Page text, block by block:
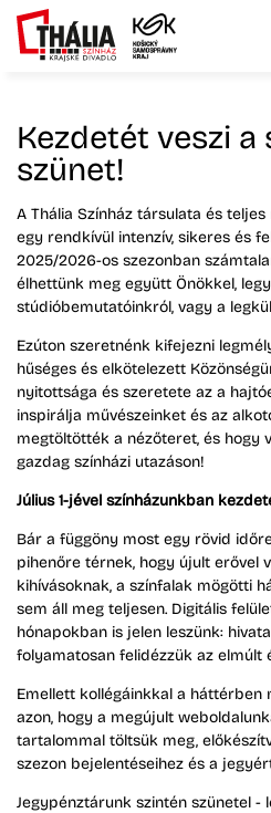
Kezdetét veszi a
szünet!
A Thália Színház társulata és
egy rendkívül intenzív, sikeres és
2025/2026-os szezonban
élhettünk meg együtt Önökkel,
stúdióbemutatóinkról, vagy a
Ezúton szeretnénk kifejezni
hűséges és elkötelezett
nyitottsága és szeretete az a
inspirálja művészeinket és az
megtöltötték a nézőteret, és hogy
gazdag színházi utazáson!
Július 1-jével színházunkban
Bár a függöny most egy rövid
pihenőre térnek, hogy újult erővel
kihívásoknak, a színfalak mögötti
sem áll meg teljesen. Digitális
hónapokban is jelen leszünk:
folyamatosan felidézzük az elmúlt
Emellett kollégáinkkal a háttérben
azon, hogy a megújult
tartalommal töltsük meg,
szezon bejelentéseihez és a
Jegypénztárunk szintén szünetel -